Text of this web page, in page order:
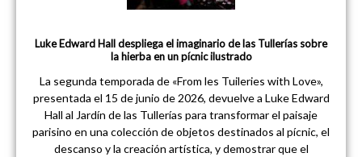
Luke Edward Hall despliega el imaginario de las Tullerías sobre
la hierba en un pícnic ilustrado
La segunda temporada de «From les Tuileries with Love»,
presentada el 15 de junio de 2026, devuelve a Luke Edward
Hall al Jardín de las Tullerías para transformar el paisaje
parisino en una colección de objetos destinados al pícnic, el
descanso y la creación artística, y demostrar que el